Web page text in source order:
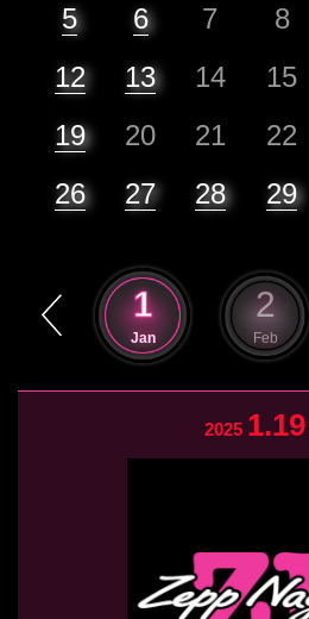
5
6 7 8
12
13 14 15
19
20 21 22
26
27 28 29
1
Jan
2
Feb
2025 1.19